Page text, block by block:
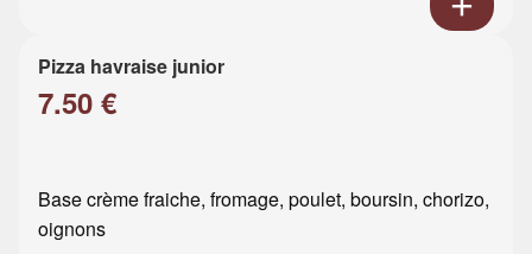
Pizza havraise junior
7.50 €
Base crème fraiche, fromage, poulet, boursin, chorizo,
oignons